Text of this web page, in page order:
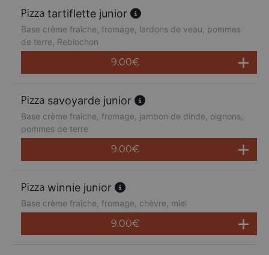
tartiflette junior
Base crème fraîche, fromage, lardons de veau, pommes
de terre, Reblochon
9.00€
savoyarde junior
Base crème fraîche, fromage, jambon de dinde, oignons,
pommes de terre
9.00€
winnie junior
Base crème fraîche, fromage, chèvre, miel
9.00€